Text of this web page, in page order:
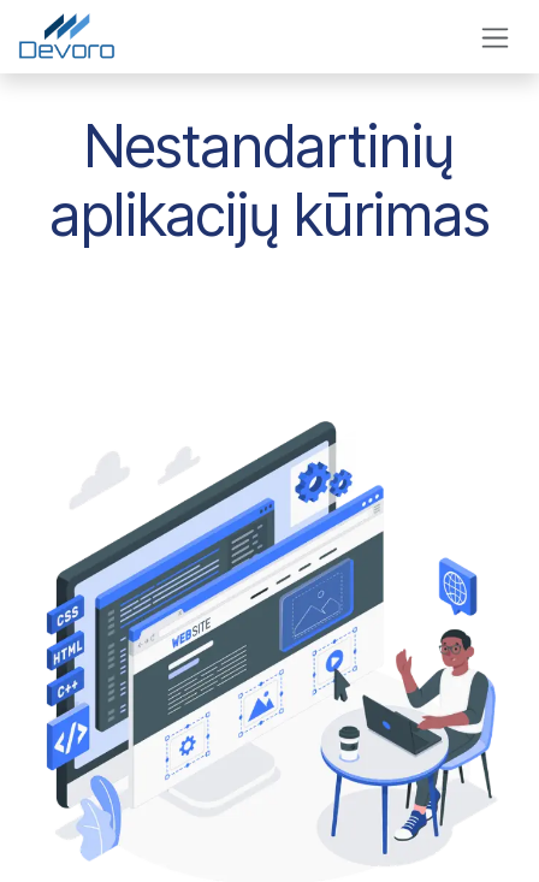
Skip to Content
Nestandartinių
aplikacijų kūrimas